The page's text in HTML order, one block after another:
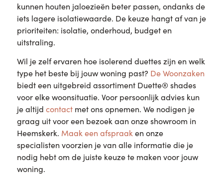
kunnen houten jaloezieën beter passen, ondanks de
iets lagere isolatiewaarde. De keuze hangt af van je
prioriteiten: isolatie, onderhoud, budget en
uitstraling.
Wil je zelf ervaren hoe isolerend duettes zijn en welk
type het beste bij jouw woning past? De Woonzaken
biedt een uitgebreid assortiment Duette® shades
voor elke woonsituatie. Voor persoonlijk advies kun
je altijd contactmet ons opnemen. We nodigen je
graag uit voor een bezoek aan onze showroom in
Heemskerk. Maak een afspraaken onze
specialisten voorzien je van alle informatie die je
nodig hebt om de juiste keuze te maken voor jouw
woning.